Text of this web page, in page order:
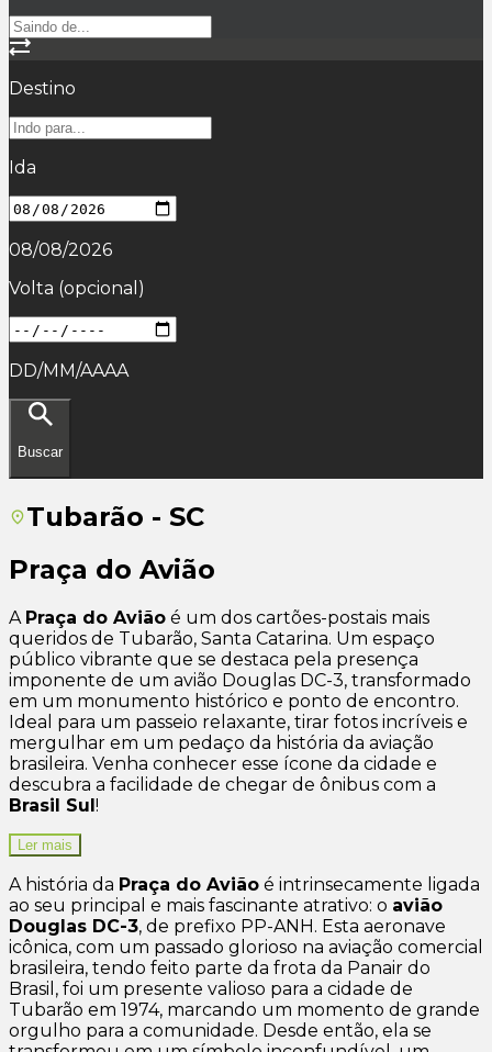
Destino
Ida
08/08/2026
Volta (opcional)
DD/MM/AAAA
Buscar
Tubarão - SC
Praça do Avião
A Praça do Avião é um dos cartões-postais mais
queridos de Tubarão, Santa Catarina. Um espaço
público vibrante que se destaca pela presença
imponente de um avião Douglas DC-3, transformado
em um monumento histórico e ponto de encontro.
Ideal para um passeio relaxante, tirar fotos incríveis e
mergulhar em um pedaço da história da aviação
brasileira. Venha conhecer esse ícone da cidade e
descubra a facilidade de chegar de ônibus com a
Brasil Sul !
Ler mais
A história da Praça do Avião é intrinsecamente ligada
ao seu principal e mais fascinante atrativo: o avião
Douglas DC-3, de prefixo PP-ANH. Esta aeronave
icônica, com um passado glorioso na aviação comercial
brasileira, tendo feito parte da frota da Panair do
Brasil, foi um presente valioso para a cidade de
Tubarão em 1974, marcando um momento de grande
orgulho para a comunidade. Desde então, ela se